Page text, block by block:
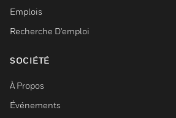
Emplois
Recherche D'emploi
SOCIÉTÉ
À Propos
Événements